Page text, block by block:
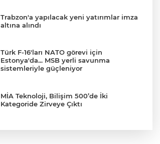
Trabzon'a yapılacak yeni yatırımlar imza
altına alındı
Türk F-16'ları NATO görevi için
Estonya'da... MSB yerli savunma
sistemleriyle güçleniyor
MİA Teknoloji, Bilişim 500’de İki
Kategoride Zirveye Çıktı